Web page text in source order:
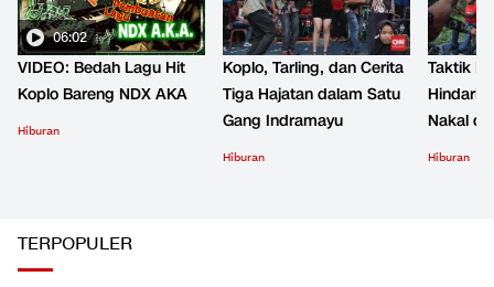
06:02
VIDEO: Bedah Lagu Hit
Koplo Bareng NDX AKA
Hiburan
Koplo, Tarling, dan Cerita
Tiga Hajatan dalam Satu
Gang Indramayu
Hiburan
Taktik
Hindari
Nakal
Hiburan
TERPOPULER